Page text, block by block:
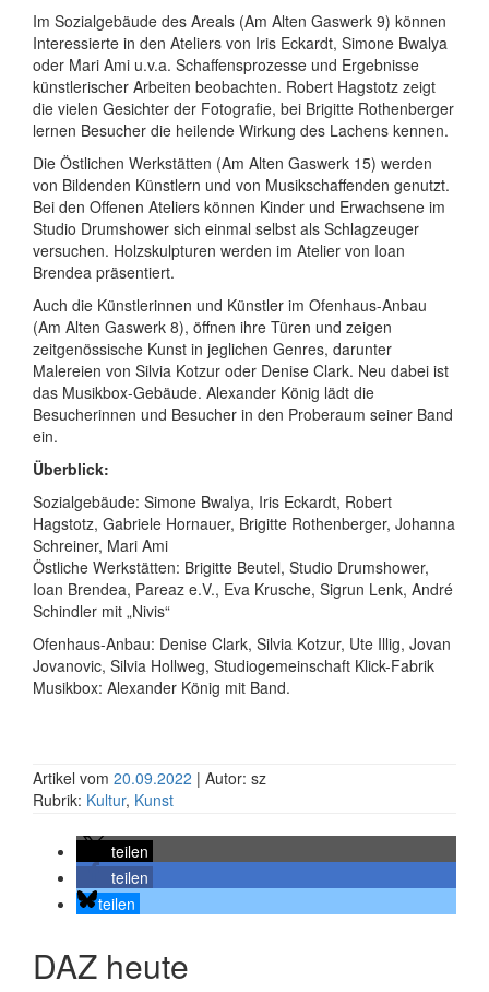
Im Sozialgebäude des Areals (Am Alten Gaswerk 9) können
Interessierte in den Ateliers von Iris Eckardt, Simone Bwalya
oder Mari Ami u.v.a. Schaffensprozesse und Ergebnisse
künstlerischer Arbeiten beobachten. Robert Hagstotz zeigt
die vielen Gesichter der Fotografie, bei Brigitte Rothenberger
lernen Besucher die heilende Wirkung des Lachens kennen.
Die Östlichen Werkstätten (Am Alten Gaswerk 15) werden
von Bildenden Künstlern und von Musikschaffenden genutzt.
Bei den Offenen Ateliers können Kinder und Erwachsene im
Studio Drumshower sich einmal selbst als Schlagzeuger
versuchen. Holzskulpturen werden im Atelier von Ioan
Brendea präsentiert.
Auch die Künstlerinnen und Künstler im Ofenhaus-Anbau
(Am Alten Gaswerk 8), öffnen ihre Türen und zeigen
zeitgenössische Kunst in jeglichen Genres, darunter
Malereien von Silvia Kotzur oder Denise Clark. Neu dabei ist
das Musikbox-Gebäude. Alexander König lädt die
Besucherinnen und Besucher in den Proberaum seiner Band
ein.
Überblick:
Sozialgebäude: Simone Bwalya, Iris Eckardt, Robert
Hagstotz, Gabriele Hornauer, Brigitte Rothenberger, Johanna
Schreiner, Mari Ami
Östliche Werkstätten: Brigitte Beutel, Studio Drumshower,
Ioan Brendea, Pareaz e.V., Eva Krusche, Sigrun Lenk, André
Schindler mit „Nivis“
Ofenhaus-Anbau: Denise Clark, Silvia Kotzur, Ute Illig, Jovan
Jovanovic, Silvia Hollweg, Studiogemeinschaft Klick-Fabrik
Musikbox: Alexander König mit Band.
Artikel vom 20.09.2022 | Autor: sz
Rubrik: Kultur, Kunst
teilen
teilen
teilen
DAZ heute